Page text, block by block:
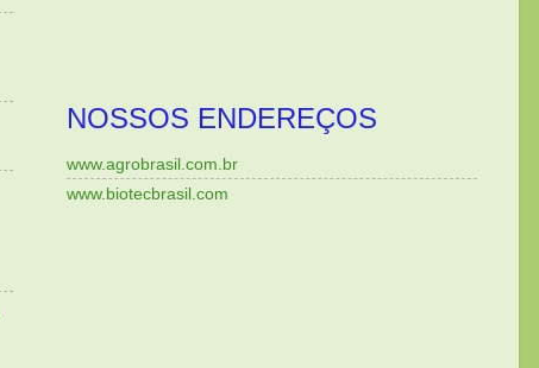
NOSSOS ENDEREÇOS
www.agrobrasil.com.br
www.biotecbrasil.com